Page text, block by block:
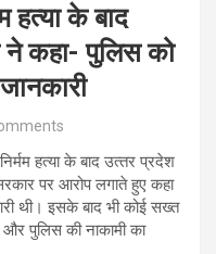
हत्‍या के बाद
ने कहा- पुल‍िस को
हत्‍या के बाद उत्‍तर प्रदेश
पर आरोप लगाते हुए कहा
थी। इसके बाद भी कोई सख्‍त
पुल‍िस की नाकामी का